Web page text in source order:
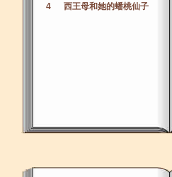
4 西王母和她的蟠桃仙子